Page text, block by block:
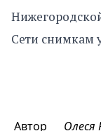
Сети снимкам
Автор Олеся